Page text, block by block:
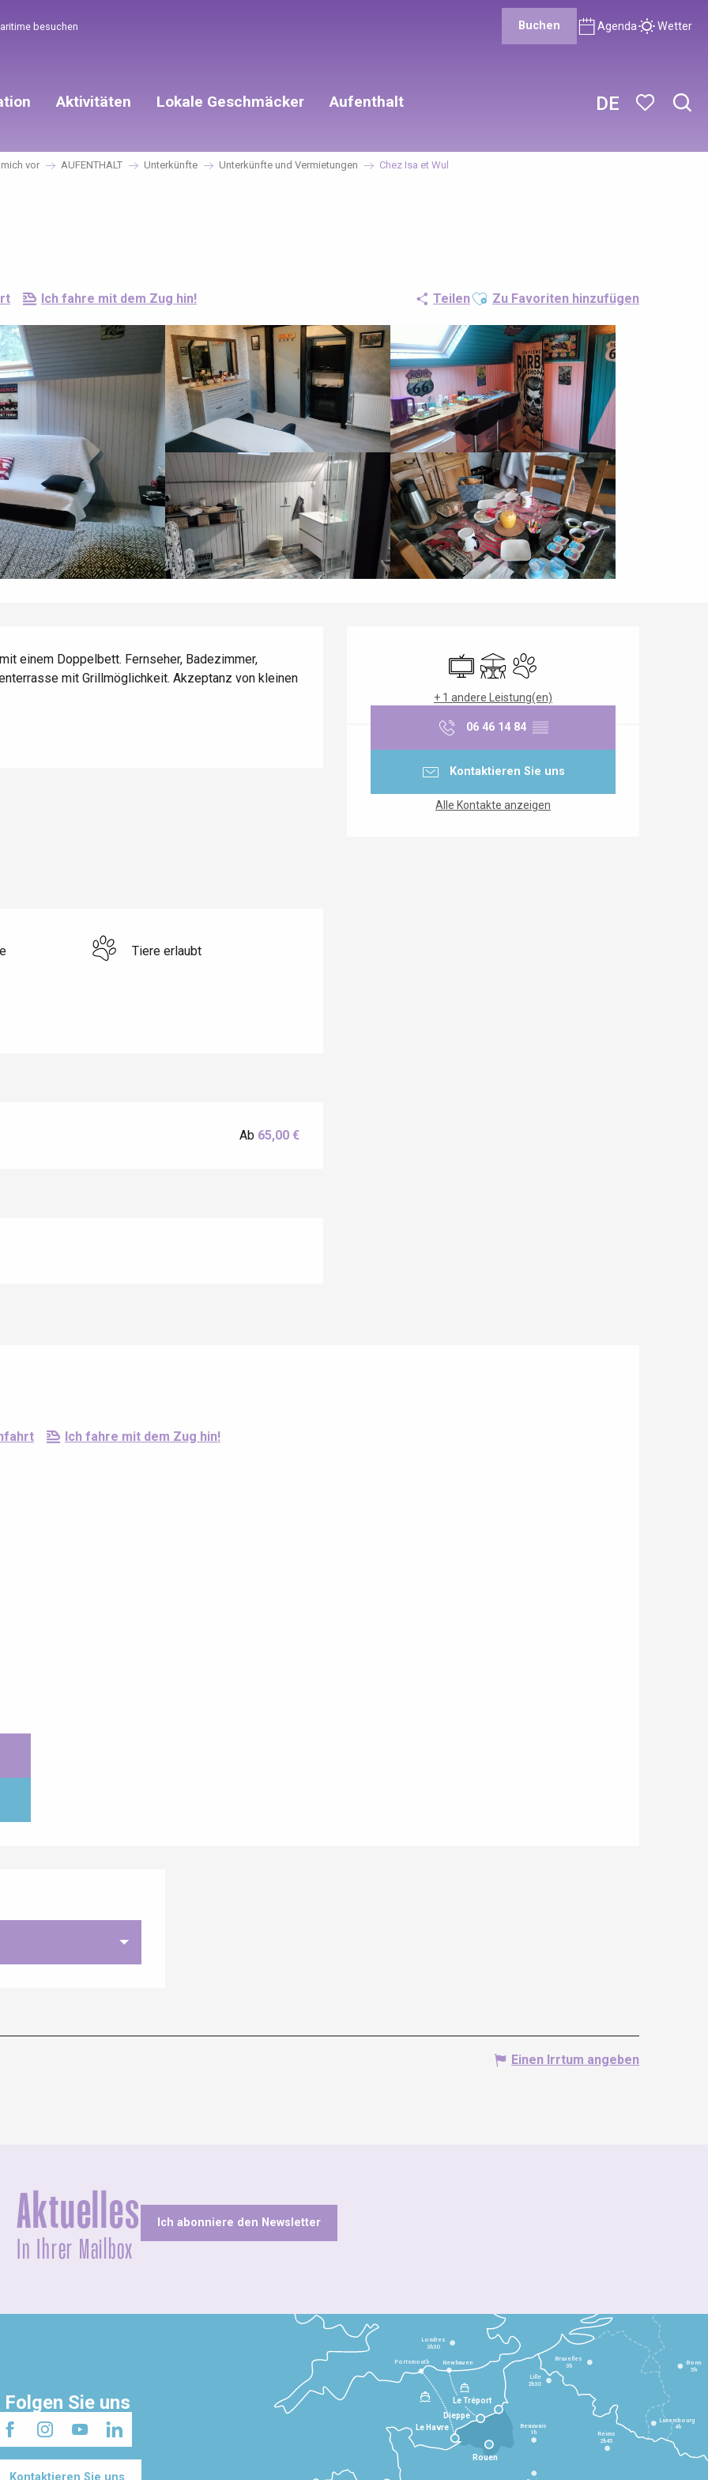
DE
besuchen Buchen Agenda Wetter
Aktivitäten Lokale Geschmäcker Aufenthalt
vor AUFENTHALT Unterkünfte Unterkünfte und Vermietungen Chez Isa et Wul
Ich fahre mit dem Zug hin! TeilenAjouter aux favoris
Zu Favoriten hinzufügen
Öffnungszeiten & Kontaktdaten
FernsehenTerrasseTiere erlaubt
+ 1 andere Leistung(en)
06 46 14 84 ▒▒
Kontaktieren Sie uns
Alle Kontakte anzeigen
einem Doppelbett. Fernseher, Badezimmer,
mit Grillmöglichkeit. Akzeptanz von kleinen
Tiere erlaubt
Ab 65,00 €
Ich fahre mit dem Zug hin!
Einen Irrtum angeben
Aktuelles
In Ihrer Mailbox
Ich abonniere den Newsletter
Folgen Sie uns
Kontaktieren Sie uns
Le Havre
Dieppe
Le Tréport
Beauvais
1h Reims
2h45
Lille
2h30
Bruxelles
3h
Londres
3h30
Newhaven
Portsmouth Bonn
5h
Luxembourg
4h
Rouen